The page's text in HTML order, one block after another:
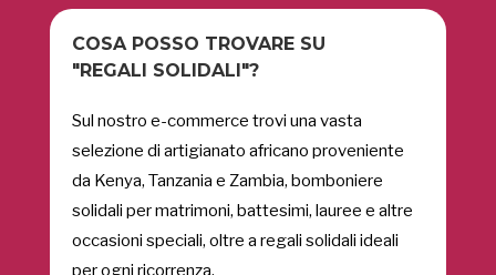
COSA POSSO TROVARE SU
"REGALI SOLIDALI"?
Sul nostro e-commerce trovi una vasta
selezione di artigianato africano proveniente
da Kenya, Tanzania e Zambia, bomboniere
solidali per matrimoni, battesimi, lauree e altre
occasioni speciali, oltre a regali solidali ideali
per ogni ricorrenza.